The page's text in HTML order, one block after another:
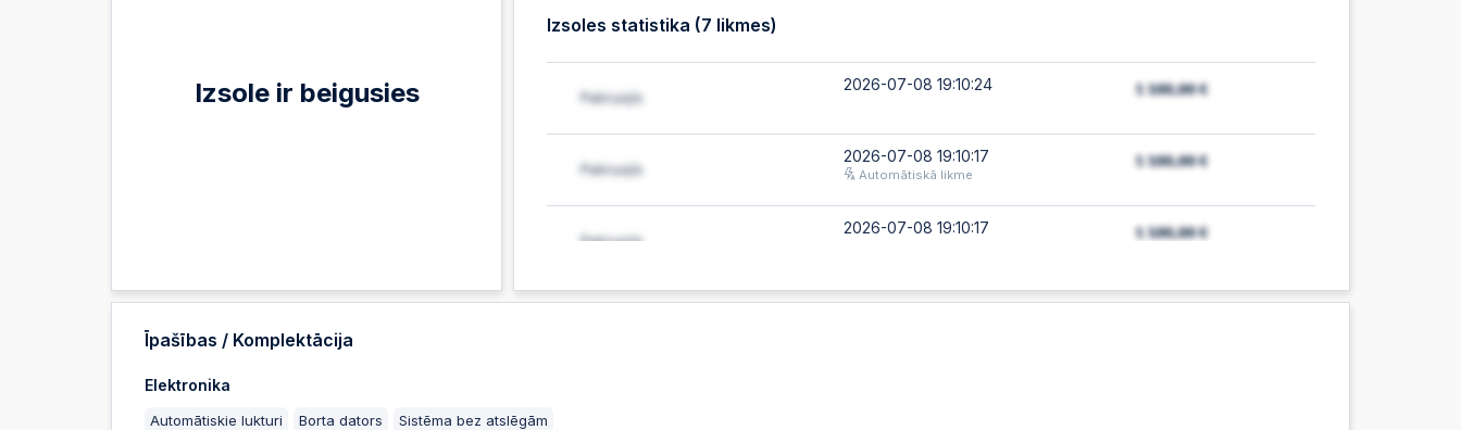
Izsole ir beigusies
Izsoles statistika (7 likmes)
2026-07-08 19:10:24
2026-07-08 19:10:17
Automātiskā likme
2026-07-08 19:10:17
2026-07-08 18:13:56
Īpašības / Komplektācija
Elektronika
Automātiskie lukturi Borta dators Sistēma bez atslēgām